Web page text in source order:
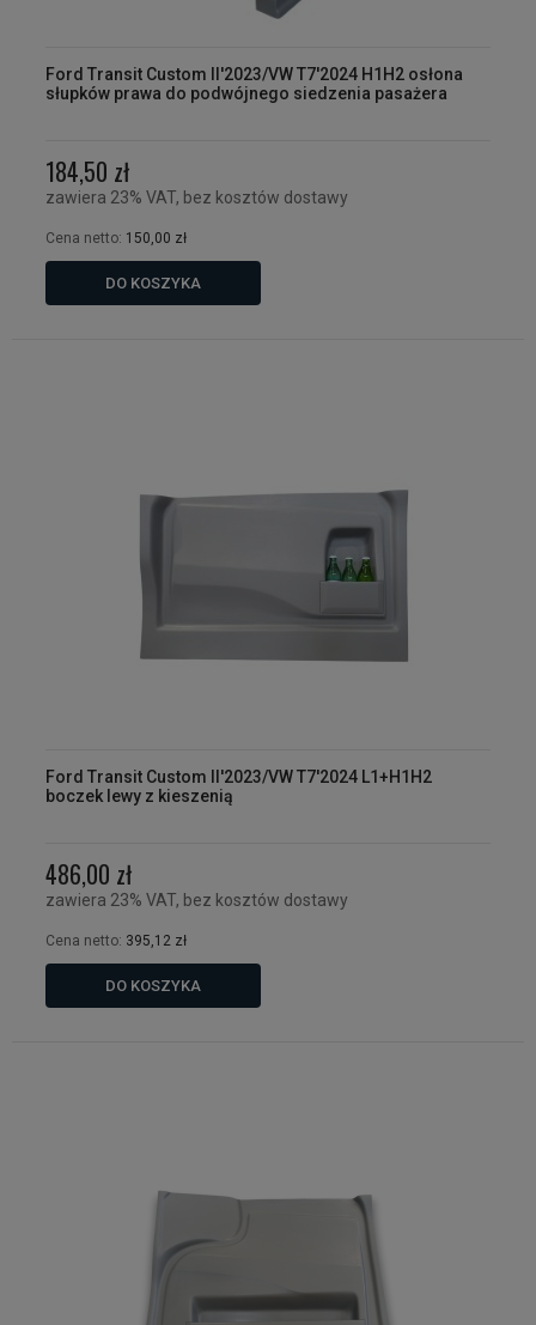
Ford Transit Custom II'2023/VW T7'2024 H1H2 osłona
słupków prawa do podwójnego siedzenia pasażera
184,50 zł
zawiera 23% VAT, bez kosztów dostawy
Cena netto: 150,00 zł
DO KOSZYKA
Ford Transit Custom II'2023/VW T7'2024 L1+H1H2
boczek lewy z kieszenią
486,00 zł
zawiera 23% VAT, bez kosztów dostawy
Cena netto: 395,12 zł
DO KOSZYKA